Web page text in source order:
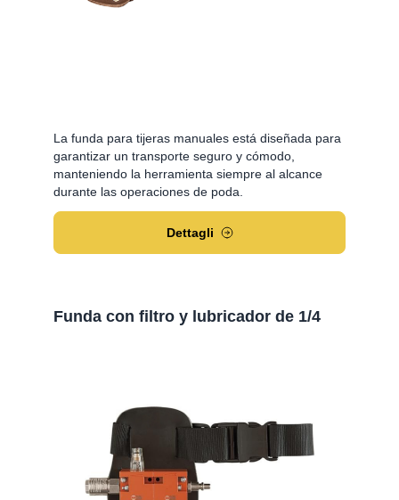
La funda para tijeras manuales está diseñada para
garantizar un transporte seguro y cómodo,
manteniendo la herramienta siempre al alcance
durante las operaciones de poda.
Dettagli
Funda con filtro y lubricador de 1/4